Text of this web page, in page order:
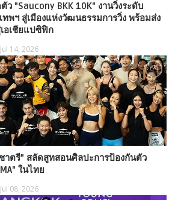
ว "Saucony BKK 10K" งานวิ่งระดับ
พฯ สู่เมืองแห่งวัฒนธรรมการวิ่ง พร้อมส่ง
เอเชียแปซิฟิก
Jul 14, 2026
าตรี" สลัดสูทสอนศิลปะการป้องกันตัว
ในไทย
Jul 08, 2026